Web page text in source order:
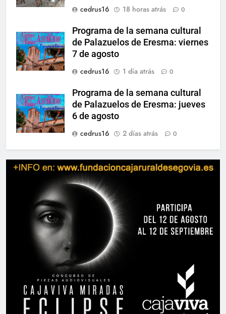
cedrus16
18 horas atrás 0
Programa de la semana cultural
de Palazuelos de Eresma: viernes
7 de agosto
cedrus16
1 día atrás 0
Programa de la semana cultural
de Palazuelos de Eresma: jueves
6 de agosto
cedrus16
2 días atrás 0